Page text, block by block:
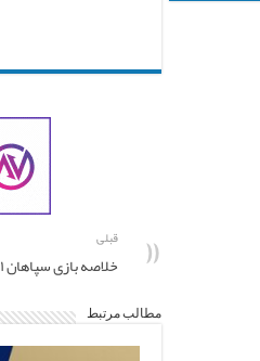
قبلی
خلاصه بازی سپاهان ۱-۱ پرسپولیس
مطالب مرتبط